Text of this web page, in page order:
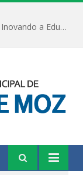
Inteligência Artificial e Tecnologia Assistiva: Inovando a Educação Especial e Inclusiva